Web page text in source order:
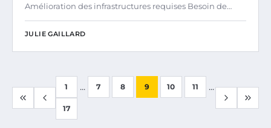
Amélioration des infrastructures requises Besoin de…
JULIE GAILLARD
1 ... 7 8 9 10 11 ...
17